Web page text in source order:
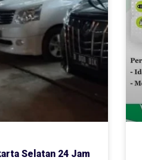
Selatan 24 Jam